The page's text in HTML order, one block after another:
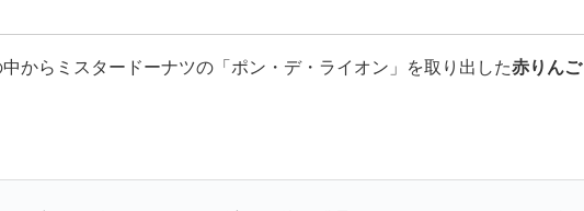
からミスタードーナツの「ポン・デ・ライオン」を取り出した赤りんご